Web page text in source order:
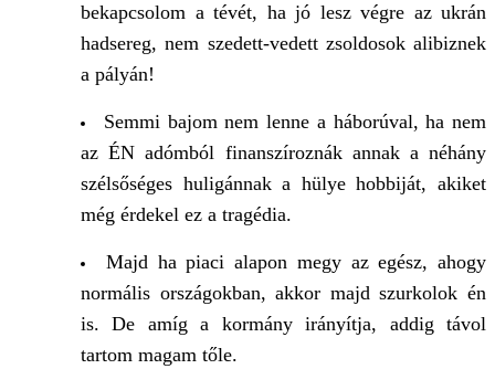
bekapcsolom a tévét, ha jó lesz végre az ukrán
hadsereg, nem szedett-vedett zsoldosok alibiznek
a pályán!
Semmi bajom nem lenne a háborúval, ha nem
az ÉN adómból finanszíroznák annak a néhány
szélsőséges huligánnak a hülye hobbiját, akiket
még érdekel ez a tragédia.
Majd ha piaci alapon megy az egész, ahogy
normális országokban, akkor majd szurkolok én
is. De amíg a kormány irányítja, addig távol
tartom magam tőle.